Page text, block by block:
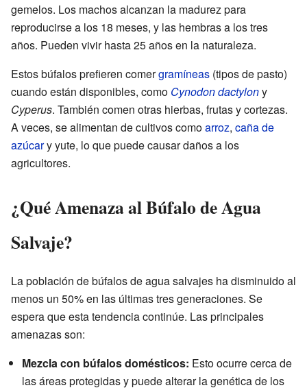
gemelos. Los machos alcanzan la madurez para
reproducirse a los 18 meses, y las hembras a los tres
años. Pueden vivir hasta 25 años en la naturaleza.
Estos búfalos prefieren comergramíneas (tipos de pasto)
cuando están disponibles, como Cynodon dactylony
Cyperus. También comen otras hierbas, frutas y cortezas.
A veces, se alimentan de cultivos comoarroz, caña de
azúcary yute, lo que puede causar daños a los
agricultores.
¿Qué Amenaza al Búfalo de Agua
Salvaje?
La población de búfalos de agua salvajes ha disminuido al
menos un 50% en las últimas tres generaciones. Se
espera que esta tendencia continúe. Las principales
amenazas son:
Mezcla con búfalos domésticos: Esto ocurre cerca de
las áreas protegidas y puede alterar la genética de los